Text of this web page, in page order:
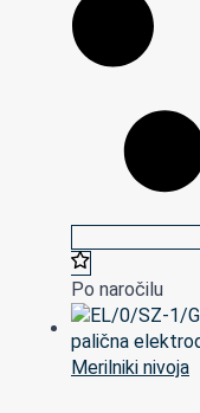
Po naročilu
Merilniki nivoja